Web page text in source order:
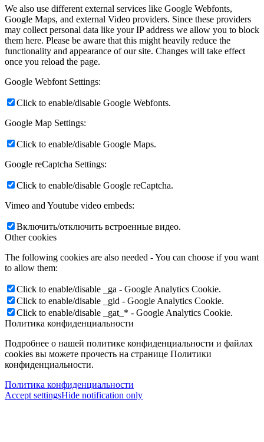
We also use different external services like Google Webfonts,
Google Maps, and external Video providers. Since these providers
may collect personal data like your IP address we allow you to block
them here. Please be aware that this might heavily reduce the
functionality and appearance of our site. Changes will take effect
once you reload the page.
Google Webfont Settings:
Click to enable/disable Google Webfonts.
Google Map Settings:
Click to enable/disable Google Maps.
Google reCaptcha Settings:
Click to enable/disable Google reCaptcha.
Vimeo and Youtube video embeds:
Включить/отключить встроенные видео.
Other cookies
The following cookies are also needed - You can choose if you want
to allow them:
Click to enable/disable _ga - Google Analytics Cookie.
Click to enable/disable _gid - Google Analytics Cookie.
Click to enable/disable _gat_* - Google Analytics Cookie.
Политика конфиденциальности
Подробнее о нашей политике конфиденциальности и файлах
cookies вы можете прочесть на странице Политики
конфиденциальности.
Политика конфиденциальности
Accept settingsHide notification only